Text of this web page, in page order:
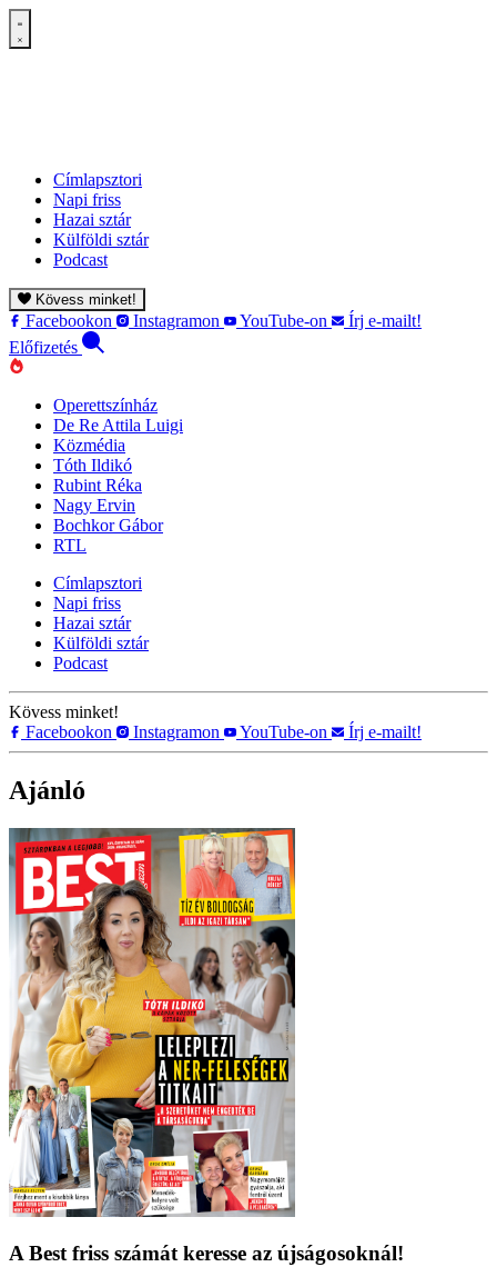
Címlapsztori
Napi friss
Hazai sztár
Külföldi sztár
Podcast
Kövess minket!
Facebookon Instagramon YouTube-on
Írj e-mailt!
Előfizetés
Operettszínház
De Re Attila Luigi
Közmédia
Tóth Ildikó
Rubint Réka
Nagy Ervin
Bochkor Gábor
RTL
Címlapsztori
Napi friss
Hazai sztár
Külföldi sztár
Podcast
Kövess minket!
Facebookon
Instagramon YouTube-on Írj e-mailt!
Ajánló
A Best friss számát keresse az újságosoknál!